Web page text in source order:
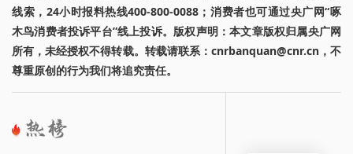
线索，24小时报料热线400-800-0088；消费者也可通过央广网“啄
木鸟消费者投诉平台”线上投诉。版权声明：本文章版权归属央广网
所有，未经授权不得转载。转载请联系：cnrbanquan@cnr.cn，不
尊重原创的行为我们将追究责任。